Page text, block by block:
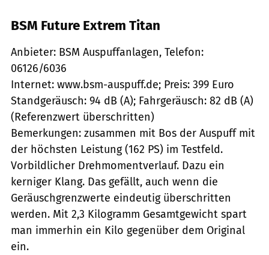
BSM Future Extrem Titan
Anbieter: BSM Auspuffanlagen, Telefon:
06126/6036
Internet: www.bsm-auspuff.de; Preis: 399 Euro
Standgeräusch: 94 dB (A); Fahrgeräusch: 82 dB (A)
(Referenzwert überschritten)
Bemerkungen: zusammen mit Bos der Auspuff mit
der höchsten Leistung (162 PS) im Testfeld.
Vorbildlicher Drehmomentverlauf. Dazu ein
kerniger Klang. Das gefällt, auch wenn die
Geräuschgrenzwerte eindeutig überschritten
werden. Mit 2,3 Kilogramm Gesamtgewicht spart
man immerhin ein Kilo gegenüber dem Original
ein.